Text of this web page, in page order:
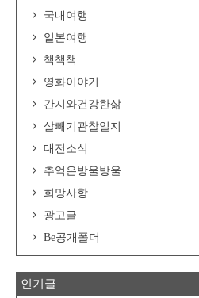
국내여행
일본여행
책책책
영화이야기
간지와건강한삶
살빼기관찰일지
대전소식
추억은방울방울
희망사항
광고글
Be공개폴더
인기글